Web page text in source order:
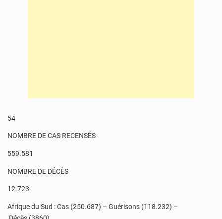
54
NOMBRE DE CAS RECENSÉS
559.581
NOMBRE DE DÉCÈS
12.723
Afrique du Sud : Cas (250.687) – Guérisons (118.232) –